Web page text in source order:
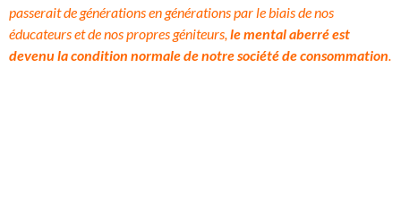
passerait de générations en générations par le biais de nos
éducateurs et de nos propres géniteurs, le mental aberré est
devenu la condition normale de notre société de consommation